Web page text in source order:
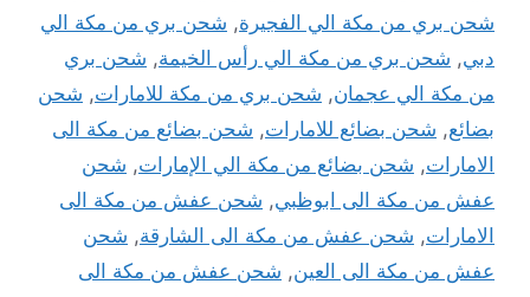
شحن بري من مكة الي الفجيرة, شحن بري من مكة الي
دبي, شحن بري من مكة الي رأس الخيمة, شحن بري
من مكة الي عجمان, شحن بري من مكة للامارات, شحن
بضائع, شحن بضائع للامارات, شحن بضائع من مكة الى
الامارات, شحن بضائع من مكة الي الإمارات, شحن
عفش من مكة الى ابوظبي, شحن عفش من مكة الى
الامارات, شحن عفش من مكة الى الشارقة, شحن
عفش من مكة الى العين, شحن عفش من مكة الى